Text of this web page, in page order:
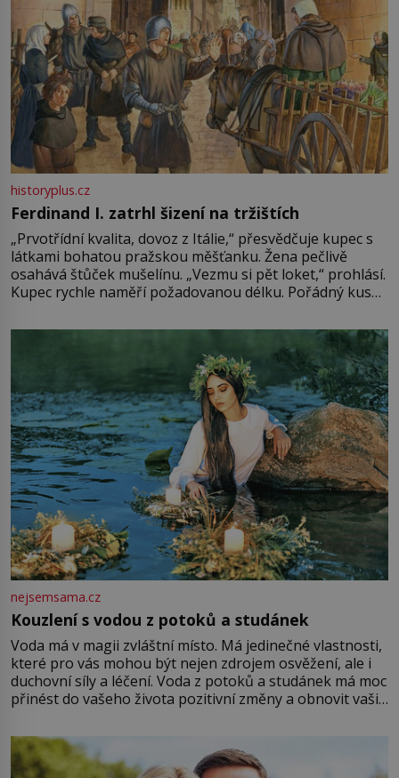
historyplus.cz
Ferdinand I. zatrhl šizení na tržištích
„Prvotřídní kvalita, dovoz z Itálie,“ přesvědčuje kupec s
látkami bohatou pražskou měšťanku. Žena pečlivě
osahává štůček mušelínu. „Vezmu si pět loket,“ prohlásí.
Kupec rychle naměří požadovanou délku. Pořádný kus
milostpaní. Stačí jenom na sukni,“ zhodnotí švadlena
množství růžového mušelínu. „Ošidili vás, podívejte.“
Vezme do ruky dřevěnou
nejsemsama.cz
Kouzlení s vodou z potoků a studánek
Voda má v magii zvláštní místo. Má jedinečné vlastnosti,
které pro vás mohou být nejen zdrojem osvěžení, ale i
duchovní síly a léčení. Voda z potoků a studánek má moc
přinést do vašeho života pozitivní změny a obnovit vaši
můžete obohatit své rituály a přinést do svého života
větší harmonii a klid. Je důležité